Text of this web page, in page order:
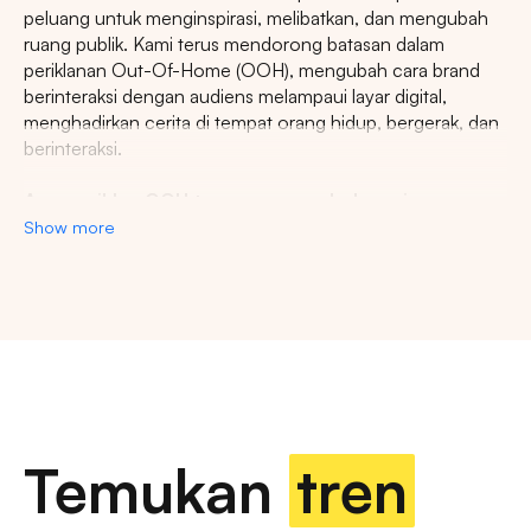
peluang untuk menginspirasi, melibatkan, dan mengubah
ruang publik. Kami terus mendorong batasan dalam
periklanan Out-Of-Home (OOH), mengubah cara brand
berinteraksi dengan audiens melampaui layar digital,
menghadirkan cerita di tempat orang hidup, bergerak, dan
berinteraksi.
strategis di kota-kota besar di Indonesia.
Temukan billboard berkualitas dengan berbagai
Show more
Temukan tren